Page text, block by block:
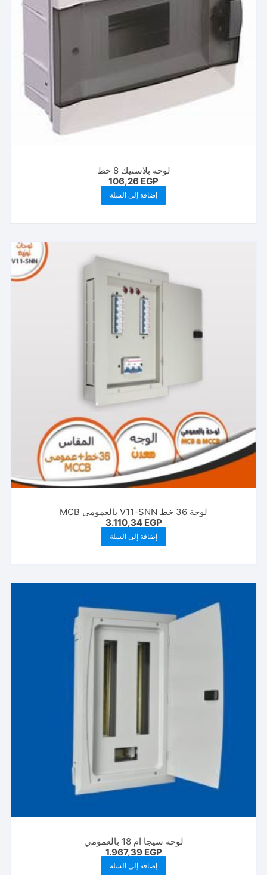
لوحه بلاستيك 8 خط
106,26 EGP
إضافة إلى السلة
لوحة 36 خط V11-SNN بالعمومى MCB
3.110,34 EGP
إضافة إلى السلة
لوحه سيجا ام 18 بالعمومي
1.967,39 EGP
إضافة إلى السلة